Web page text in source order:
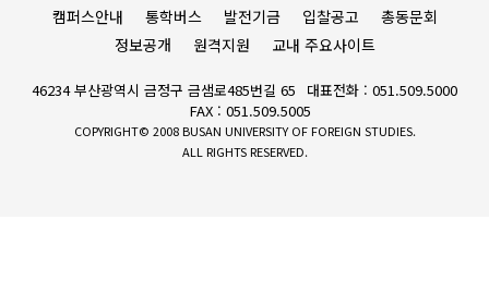
캠퍼스안내
통학버스 발전기금 입찰공고
총동문회
정보공개
원격지원 교내 주요사이트
46234 부산광역시 금정구 금샘로485번길 65
대표전화 : 051.509.5000
FAX : 051.509.5005
COPYRIGHT© 2008 BUSAN UNIVERSITY OF FOREIGN STUDIES.
ALL RIGHTS RESERVED.